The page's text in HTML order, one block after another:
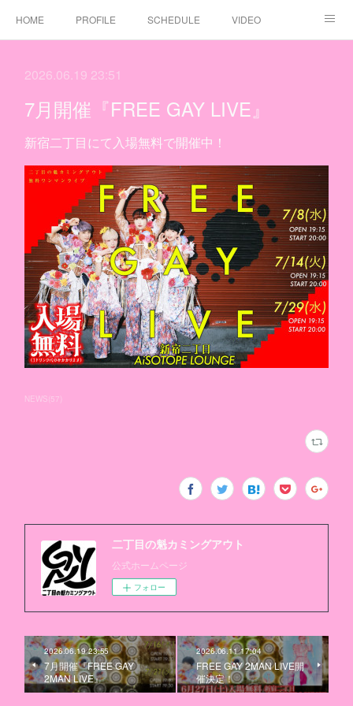
HOME PROFILE SCHEDULE VIDEO
2026.06.19 23:51
7月開催『FREE GAY LIVE』
新宿二丁目にて入場無料で開催中！
NEWS(57
二丁目の魁カミングアウト
公式ホームページ
フォロー
2026.06.19 23:55
7月開催『FREE GAY
2MAN LIVE』
2026.06.11 17:04
FREE GAY 2MAN LIVE開
催決定！